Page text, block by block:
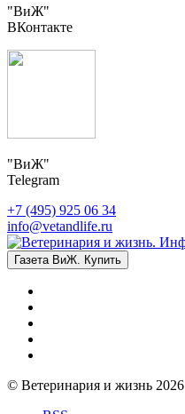
"ВиЖ"
ВКонтакте
"ВиЖ"
Telegram
+7 (495) 925 06 34
info@vetandlife.ru
Газета ВиЖ. Купить
© Ветеринария и жизнь 2026